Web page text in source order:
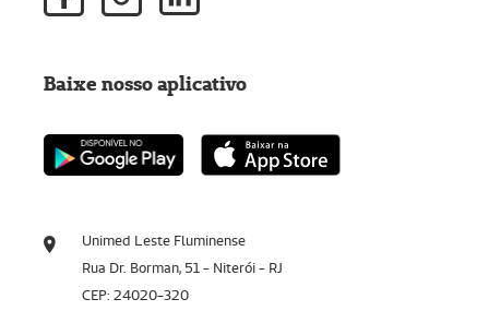
Unimed Leste Fluminense
Rua Dr. Borman, 51 - Niterói - RJ
CEP: 24020-320
Baixe nosso aplicativo